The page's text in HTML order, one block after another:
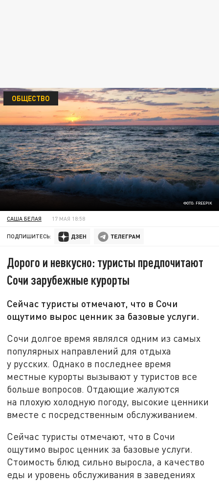
ФОТО: FREEPIK
ОБЩЕСТВО
САША БЕЛАЯ 17 МАЯ 18:58
ПОДПИШИТЕСЬ:
Дорого и невкусно: туристы предпочитают
Сочи зарубежные курорты
Сейчас туристы отмечают, что в Сочи
ощутимо вырос ценник за базовые услуги.
Сочи долгое время являлся одним из самых
популярных направлений для отдыха
у русских. Однако в последнее время
местные курорты вызывают у туристов все
больше вопросов. Отдающие жалуются
на плохую холодную погоду, высокие ценники
вместе с посредственным обслуживанием.
Сейчас туристы отмечают, что в Сочи
ощутимо вырос ценник за базовые услуги.
Стоимость блюд сильно выросла, а качество
еды и уровень обслуживания в заведениях